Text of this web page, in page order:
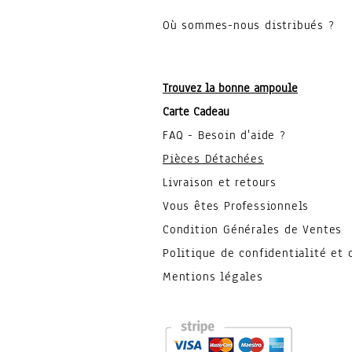
Où sommes-nous distribués ?
Trouvez la bonne ampoule
Carte Cadeau
FAQ - Besoin d'aide ?
Pièces Détachées
Livraison et retours
Vous êtes Professionnels
Condition Générales de Ventes
Politique de confidentialité et
Mentions légales